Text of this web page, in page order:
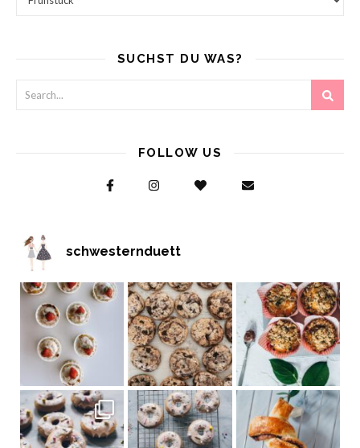
SUCHST DU WAS?
FOLLOW US
schwesternduett